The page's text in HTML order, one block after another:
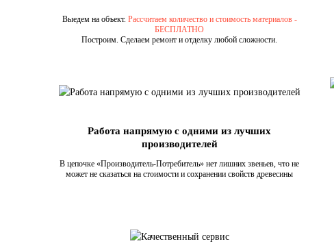
Выедем на объект. Рассчитаем количество и стоимость материалов -
БЕСПЛАТНО
Построим. Сделаем ремонт и отделку любой сложности.
Работа напрямую с одними из лучших
производителей
В цепочке «Производитель-Потребитель» нет лишних звеньев, что не
может не сказаться на стоимости и сохранении свойств древесины